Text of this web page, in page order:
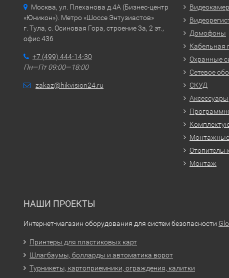
Москва, ул. Плеханова д.4А (Бизнес-центр
«Юникон»). Метро «Шоссе Энтузиастов»
г. Тула, с. Осиновая Гора, строение 3а, 2 эт.,
офис 436
+7 (499) 444-14-30
Пн—Пт 09:00—18:00
zakaz@hikvision24.ru
Домофоны
Кабельная
Охранные
Сетевое
СКУД
Аксессуары
Монтаж
НАШИ ПРОЕКТЫ
Интернет-магазин оборудования для систем безопасности
Принтеры для пластиковых карт
Шлагбаумы, болларды и автоматика ворот
Турникеты, картоприемники, ограждения, калитки